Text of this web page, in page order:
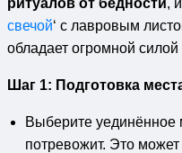
свечой‘ с лавровым
обладает огромной
Шаг 1: Подготовка
Выберите уединённое
потревожит. Это